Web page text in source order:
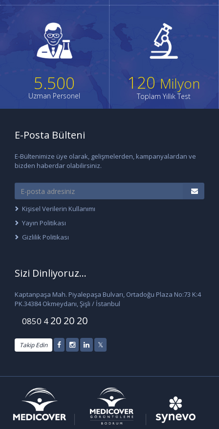
5.500
Uzman Personel
120 Milyon
Toplam Yıllık Test
E-Posta Bülteni
E-Bültenimize üye olarak, gelişmelerden, kampanyalardan ve
bizden haberdar olabilirsiniz.
Kişisel Verilerin Kullanımı
Yayın Politikası
Gizlilik Politikası
Sizi Dinliyoruz...
Kaptanpaşa Mah. Piyalepaşa Bulvarı, Ortadoğu Plaza No:73 K:4
PK.34384 Okmeydanı, Şişli / İstanbul
0850 4 20 20 20
Takip Edin